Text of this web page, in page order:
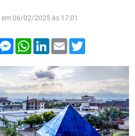
em 06/02/2025 às 17:01
Messenger
WhatsApp
LinkedIn
Email